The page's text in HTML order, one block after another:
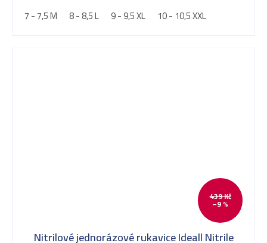
7 - 7,5 M
8 - 8,5 L 9 - 9,5 XL 10 - 10,5 XXL
439 Kč
–9 %
Nitrilové jednorázové rukavice Ideall Nitrile